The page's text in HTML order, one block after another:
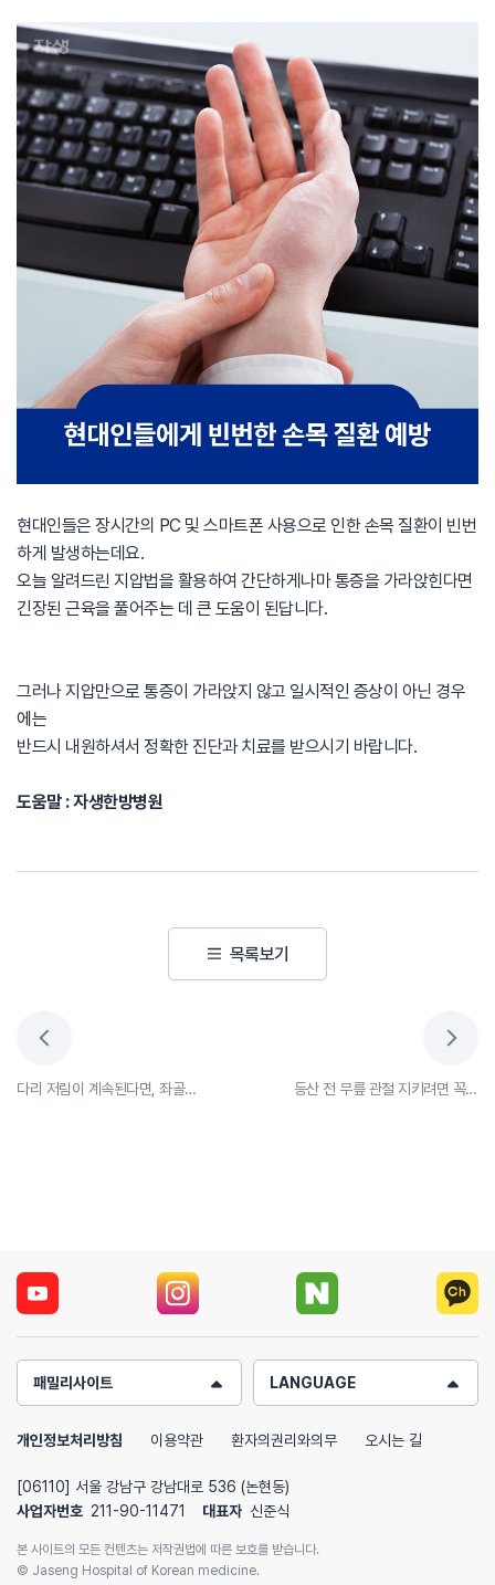
현대인들은 장시간의 PC 및 스마트폰 사용으로 인한 손목 질환이 빈번
하게 발생하는데요.
오늘 알려드린 지압법을 활용하여 간단하게나마 통증을 가라앉힌다면
긴장된 근육을 풀어주는 데 큰 도움이 된답니다.
그러나 지압만으로 통증이 가라앉지 않고 일시적인 증상이 아닌 경우
에는
반드시 내원하셔서 정확한 진단과 치료를 받으시기 바랍니다.
도움말 : 자생한방병원
다리 저림이 계속된다면, 좌골신경통 증상 체크하세요!
목록보기
등산 전 무릎 관절 지키려면 꼭 알아두세요!
패밀리사이트 LANGUAGE
개인정보처리방침 이용약관 환자의권리와의무 오시는 길
[06110] 서울 강남구 강남대로 536 (논현동)
사업자번호 211-90-11471 대표자 신준식
본 사이트의 모든 컨텐츠는 저작권법에 따른 보호를 받습니다.
© Jaseng Hospital of Korean medicine.